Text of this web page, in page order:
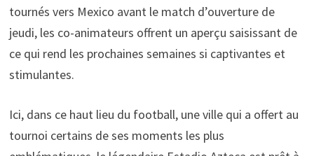
tournés vers Mexico avant le match d’ouverture de
jeudi, les co-animateurs offrent un aperçu saisissant de
ce qui rend les prochaines semaines si captivantes et
stimulantes.
Ici, dans ce haut lieu du football, une ville qui a offert au
tournoi certains de ses moments les plus